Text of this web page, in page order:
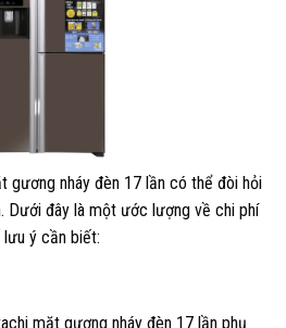
gương nháy đèn 17 lần có thể đòi hỏi
Dưới đây là một ước lượng về chi phí
ý cần biết:
mặt gương nháy đèn 17 lần phụ